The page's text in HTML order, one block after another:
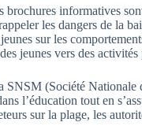
informatives
les dangers de la
sur les
jeunes vers des activités
(Société Nationale
l’éducation tout en
sur la plage, les